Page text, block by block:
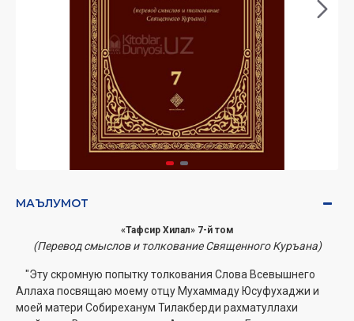
МАЪЛУМОТ
«Тафсир Хилал» 7-й том
(Перевод смыслов и толкование Священного Куръана)
"Эту скромную попытку толкования Слова Всевышнего
Аллаха посвящаю моему отцу Мухаммаду Юсуфухаджи и
моей матери Собиреханум Тилакберди рахматуллахи